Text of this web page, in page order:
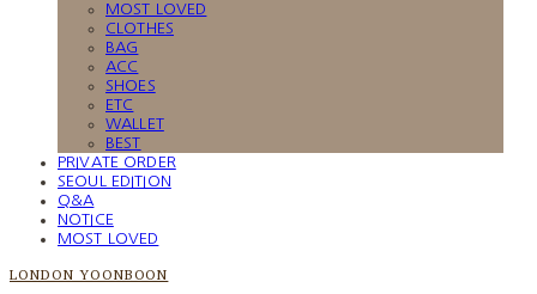
MOST LOVED
CLOTHES
BAG
ACC
SHOES
ETC
WALLET
BEST
PRIVATE ORDER
SEOUL EDITION
Q&A
NOTICE
MOST LOVED
LONDON YOONBOON